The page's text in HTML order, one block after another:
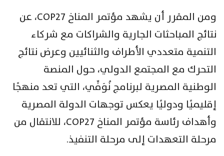
ومن المقرر أن يشهد مؤتمر المناخ COP27، عن
نتائج المباحثات الجارية والشراكات مع شركاء
التنمية متعددي الأطراف والثنائيين وعرض نتائج
التحرك مع المجتمع الدولي، حول المنصة
الوطنية المصرية لبرنامج نُوَفِّي، التي تعد منهجًا
إقليميًا ودوليًا يعكس توجهات الدولة المصرية
وأهداف رئاسة مؤتمر المناخ COP27، للانتقال من
مرحلة التعهدات إلى مرحلة التنفيذ.